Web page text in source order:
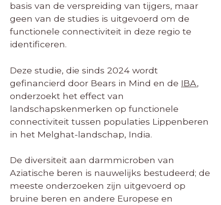
basis van de verspreiding van tijgers, maar
geen van de studies is uitgevoerd om de
functionele connectiviteit in deze regio te
identificeren.
Deze studie, die sinds 2024 wordt
gefinancierd door Bears in Mind en de IBA,
onderzoekt het effect van
landschapskenmerken op functionele
connectiviteit tussen populaties Lippenberen
in het Melghat-landschap, India.
De diversiteit aan darmmicroben van
Aziatische beren is nauwelijks bestudeerd; de
meeste onderzoeken zijn uitgevoerd op
bruine beren en andere Europese en